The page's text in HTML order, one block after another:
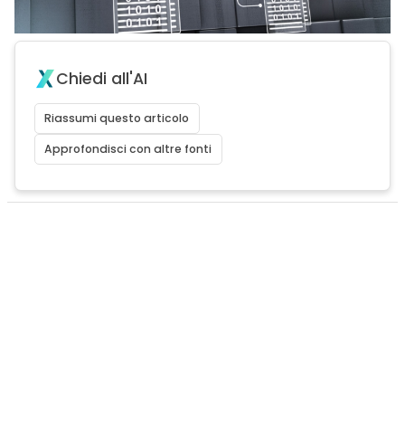
Chiedi all'AI
Riassumi questo articolo
Approfondisci con altre fonti